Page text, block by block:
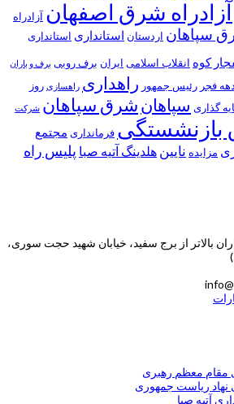
آزادراه شرق اصفهان آزادراه
سپاهان اردستان استانداری استانداری
کوه انقلاب اسلامی ایران برف روبی برف و باران
دهه فجر رئیس جمهور راهداری راهسازی روز
گذاری سپاهانشرق سپاهان شرکت
بازنشستگی فرمانداری مجتمع
مزایده نایین هلدینگ آتیه صبا پلیس راه
بالاتر از برج سفید، خیابان شهید حجت سوری،
مقام معظم رهبری
نهاد ریاست جمهوری
آتیه صبا